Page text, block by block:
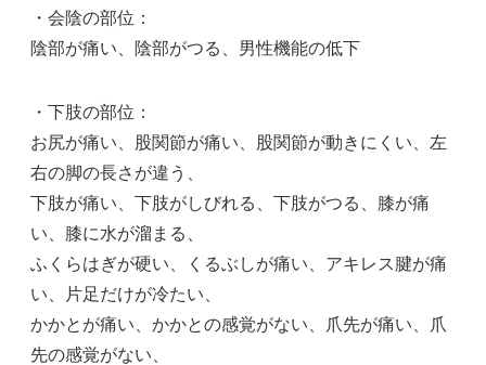
・会陰の部位：
陰部が痛い、陰部がつる、男性機能の低下
・下肢の部位：
お尻が痛い、股関節が痛い、股関節が動きにくい、左
右の脚の長さが違う、
下肢が痛い、下肢がしびれる、下肢がつる、膝が痛
い、膝に水が溜まる、
ふくらはぎが硬い、くるぶしが痛い、アキレス腱が痛
い、片足だけが冷たい、
かかとが痛い、かかとの感覚がない、爪先が痛い、爪
先の感覚がない、